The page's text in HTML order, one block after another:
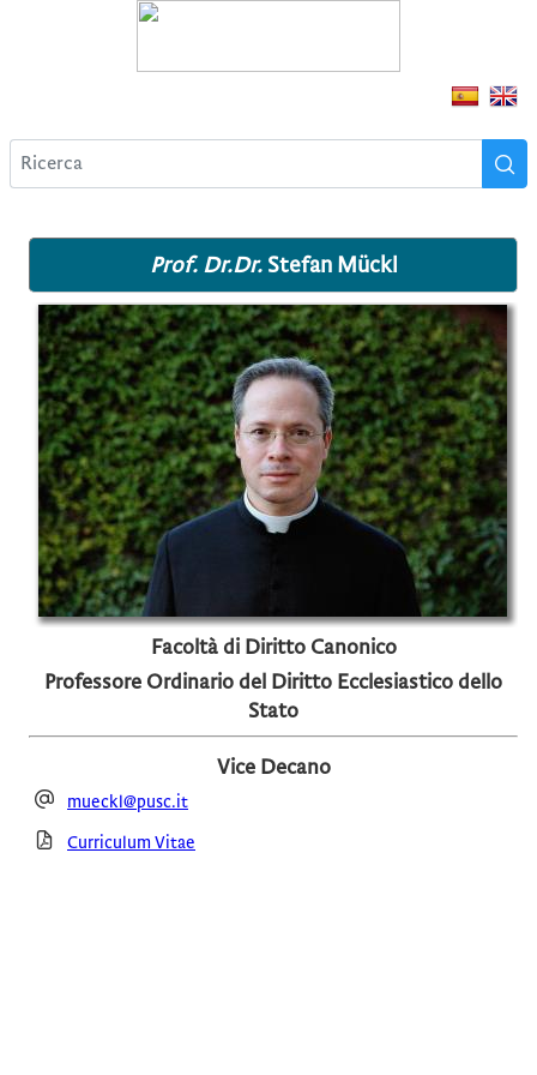
Prof. Dr.Dr. Stefan Mückl
Facoltà di Diritto Canonico
Professore Ordinario del Diritto Ecclesiastico dello
Stato
Vice Decano
mueckl@pusc.it
Curriculum Vitae